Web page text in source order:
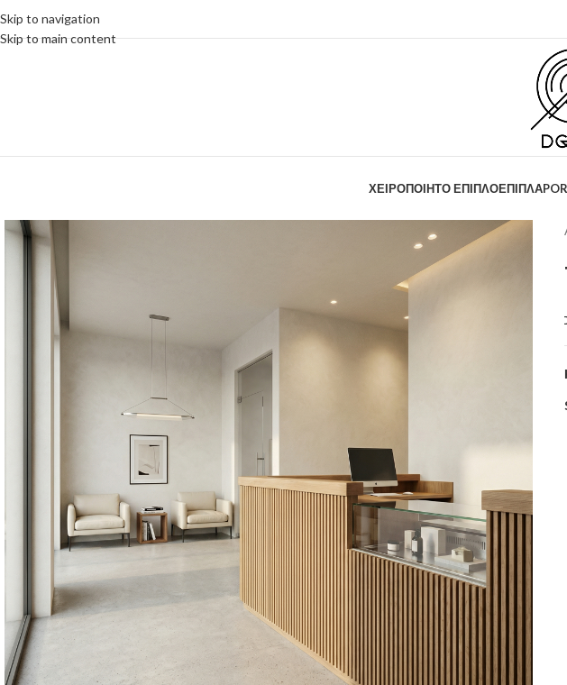
Skip to navigation
Skip to main content
ΧΕΙΡΟΠΟΙΗΤΟ ΕΠΙΠΛΟΕΠΙΠΛΑ